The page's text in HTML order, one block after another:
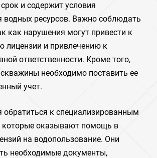
и содержит условия
водных ресурсов. Важно соблюдать
как нарушения могут привести к
лицензии и привлечению к
ответственности. Кроме того,
необходимо поставить ее
учет.
обратиться к специализированным
которые оказывают помощь в
на водопользование. Они
необходимые документы,